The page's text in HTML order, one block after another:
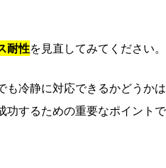
耐性を見直してみてください。
も冷静に対応できるかどうか
功するための重要なポイントで